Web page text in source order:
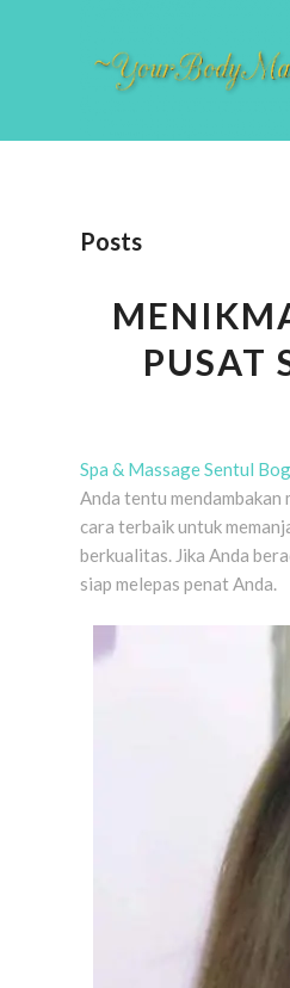
Posts
PUSAT
Spa & Massage Sentul
Anda tentu
cara terbaik untuk
berkualitas. Jika Anda
siap melepas penat Anda.